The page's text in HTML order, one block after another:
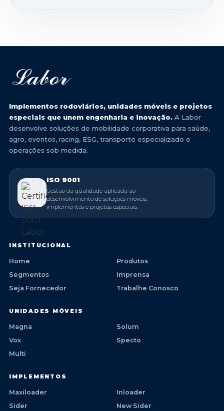
Implementos rodoviários, unidades móveis e projetos
especiais que unem engenharia e inovação. A Labor
desenvolve soluções de mobilidade corporativa para saúde,
agro, eventos, racing, ESG, transporte especializado e
operações sob medida.
ISO 9001
Gestão da qualidade aplicada ao
desenvolvimento de soluções móveis,
implementos e projetos especiais.
INSTITUCIONAL
Home
Produtos
Segmentos
Imprensa
Seja Fornecedor
Trabalhe Conosco
UNIDADES MÓVEIS
Magna
Solum
Vox
Specto
Multi
IMPLEMENTOS
Maxiloader
Inloader
Sider
New Sider